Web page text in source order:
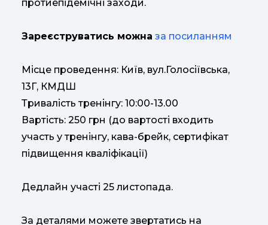
протиепідемічні заходи.
Зареєструватись можна за посиланням
Місце проведення: Київ, вул.Голосіївська,
13Г, КМДШ
Тривалість тренінгу: 10:00-13.00
Вартість: 250 грн (до вартості входить
участь у тренінгу, кава-брейк, сертифікат
підвищення кваліфікації)
Дедлайн участі 25 листопада.
За деталями можете звертатись на